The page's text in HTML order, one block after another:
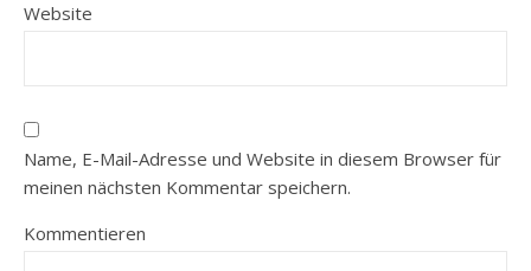
Website
Name, E-Mail-Adresse und Website in diesem Browser für
meinen nächsten Kommentar speichern.
Kommentieren